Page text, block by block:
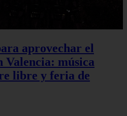
aprovechar el
Valencia: música
libre y feria de